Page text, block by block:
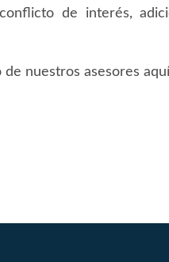
de interés,
nuestros asesores